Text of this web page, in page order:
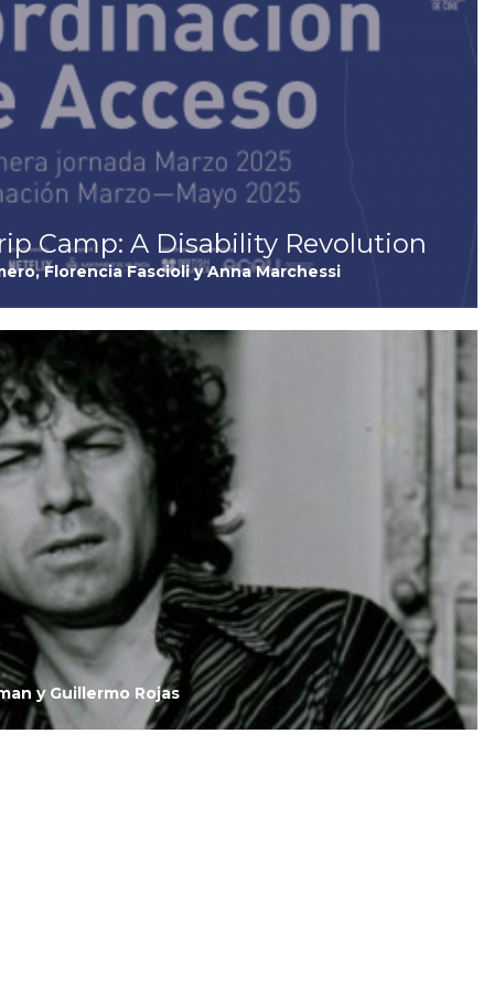
Camp: A Disability Revolution
Florencia Fascioli y Anna Marchessi
y Guillermo Rojas